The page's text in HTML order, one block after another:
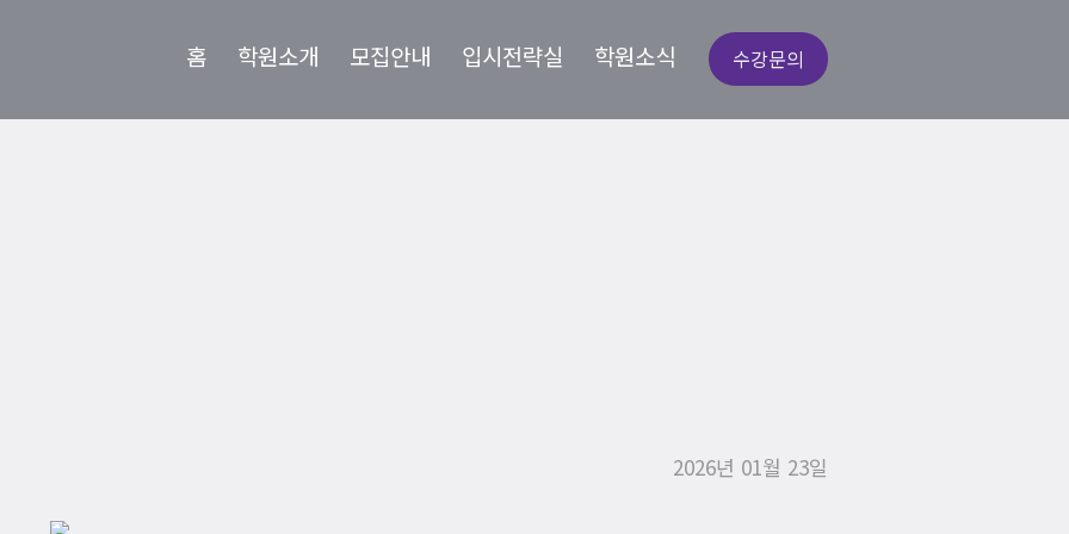
수강문의
홈 학원소개 모집안내 입시전략실 학원소식
2026년 01월 23일